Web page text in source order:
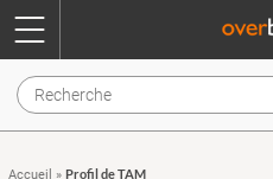
Accueil » Profil de TAM